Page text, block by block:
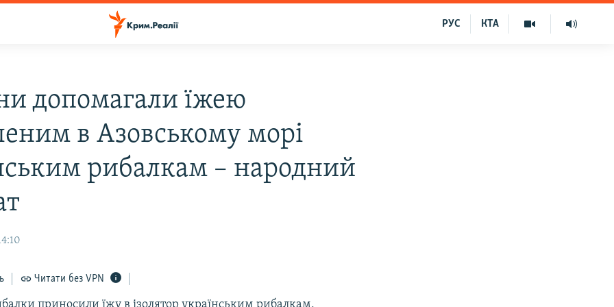
КТА
РУС
допомагали їжею
в Азовському морі
рибалкам – народний
Читати без VPN